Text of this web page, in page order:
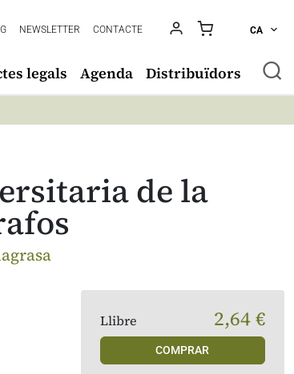
NEWSLETTER CONTACTE CA
legals Agenda Distribuïdors
de la
Llibre 2,64 €
COMPRAR